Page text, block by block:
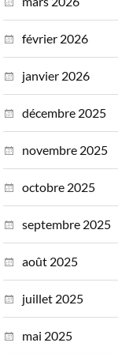
février 2026
janvier 2026
décembre 2025
novembre 2025
octobre 2025
septembre 2025
août 2025
juillet 2025
mai 2025